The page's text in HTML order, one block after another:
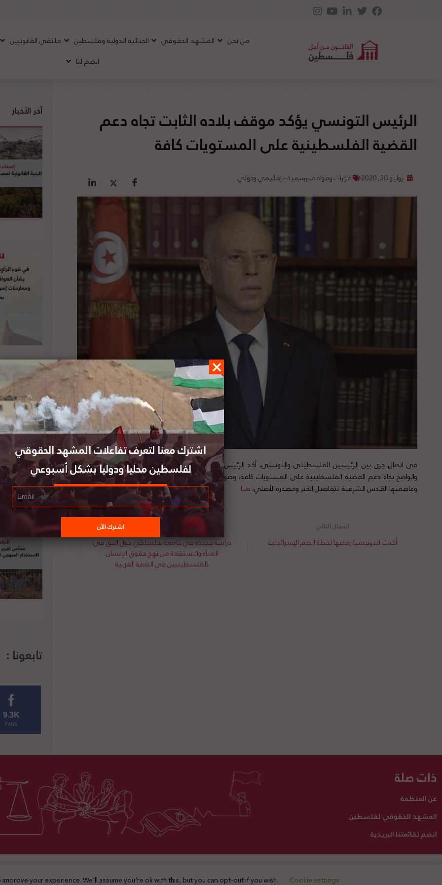
من نحن المشهد الحقوقي الجنائية الدولية وفلسطين ملتقى القانونيين
انضم لنا
الرئيس التونسي يؤكد موقف بلاده الثابت تجاه دعم
القضية الفلسطينية على المستويات كافة
يوليو 30, 2020 قرارات ومواقف رسمية - إقليمي ودولي
في اتصال جرى بين الرئيسين الفلسطيني والتونسي، أكد الرئيس التونسي قيس سعيد على موقف تونس الثابت
والواضح تجاه دعم القضية الفلسطينية على المستويات كافة، وصولا لتحقيق الاستقلال لدولة فلسطين ذات السيادة
وعاصمتها القدس الشرقية. لتفاصيل الخبر ومصدره الأصلي،هنا
دراسة جديدة في جامعة هلسنكي حول الحق في
المياه والاستفادة من نهج حقوق الإنسان
للفلسطينيين في الضفة الغربية
أكدت اندونيسيا رفضها لخطة الضم الإسرائيلية
آخر الأخبار
تابعونا :
9.3K
FANS
ذات صلة
عن المنظمة
المشهد الحقوقي لفلسطين
انضم لقائمتنا البريدية
اتصل بنا تبرع لنا 2025 © جميع الحقوق محفوظة
your experience. We'll assume you're ok with this, but you can opt-out if you wish. Cookie settings
اشترك معنا لتعرف تفاعلات المشهد الحقوقي
لفلسطين محليا ودوليا بشكل أسبوعي